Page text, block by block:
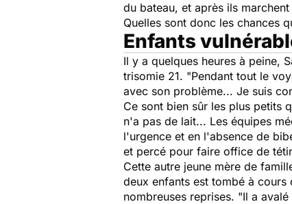
du bateau, et après ils
Quelles sont donc les chances
Enfants
Il y a quelques heures à peine,
trisomie 21. "Pendant tout le
avec son problème... Je suis
Ce sont bien sûr les plus petits
n'a pas de lait... Les équipes
l'urgence et en l'absence de
et percé pour faire office de
Cette autre jeune mère de
deux enfants est tombé à
nombreuses reprises. "Il a avalé